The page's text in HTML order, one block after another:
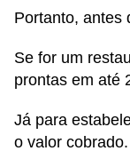
Portanto, antes
Se for um
prontas em até
Já para
o valor cobrado.